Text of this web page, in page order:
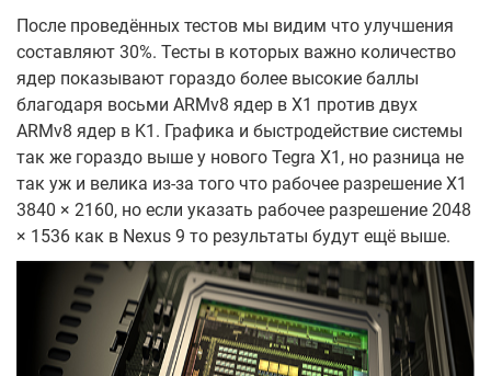
После проведённых тестов мы видим что улучшения
составляют 30%. Тесты в которых важно количество
ядер показывают гораздо более высокие баллы
благодаря восьми ARMv8 ядер в X1 против двух
ARMv8 ядер в K1. Графика и быстродействие системы
так же гораздо выше у нового Tegra X1, но разница не
так уж и велика из-за того что рабочее разрешение X1
3840 × 2160, но если указать рабочее разрешение 2048
× 1536 как в Nexus 9 то результаты будут ещё выше.